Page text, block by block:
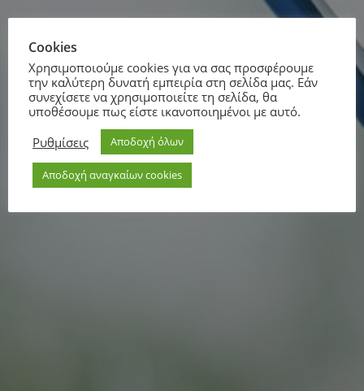
Cookies
Χρησιμοποιούμε cookies για να σας προσφέρουμε
την καλύτερη δυνατή εμπειρία στη σελίδα μας. Εάν
συνεχίσετε να χρησιμοποιείτε τη σελίδα, θα
υποθέσουμε πως είστε ικανοποιημένοι με αυτό.
Ρυθμίσεις
Αποδοχή όλων
Αποδοχή αναγκαίων cookies